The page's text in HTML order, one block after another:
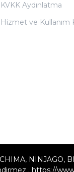
KVKK Aydınlatma
Hizmet ve Kullanım
NINJAGO,
. https://